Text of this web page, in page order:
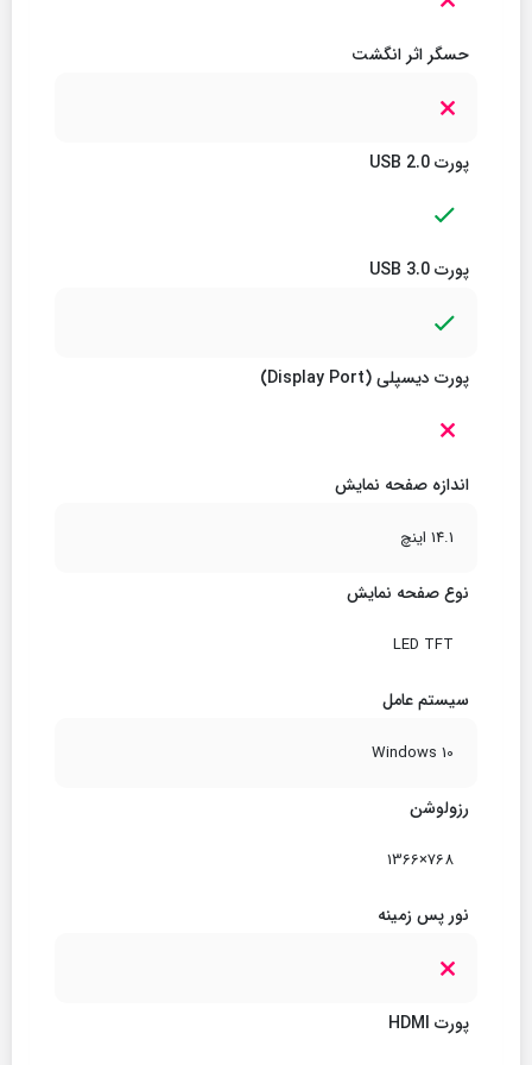
حسگر اثر انگشت
پورت USB 2.0
پورت USB 3.0
پورت دیسپلی (Display Port)
اندازه صفحه نمایش
14.1 اینچ
نوع صفحه نمایش
LED TFT
سیستم عامل
Windows 10
رزولوشن
768×1366
نور پس زمینه
پورت HDMI